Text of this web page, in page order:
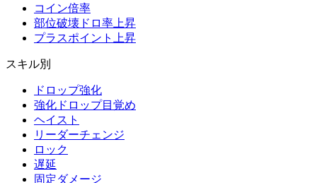
コイン倍率
部位破壊ドロ率上昇
プラスポイント上昇
スキル別
ドロップ強化
強化ドロップ目覚め
ヘイスト
リーダーチェンジ
ロック
遅延
固定ダメージ